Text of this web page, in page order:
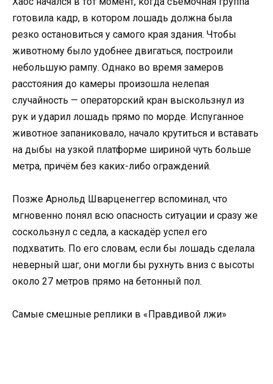
готовила кадр, в котором лошадь должна была
резко остановиться у самого края здания. Чтобы
животному было удобнее двигаться, построили
небольшую рампу. Однако во время замеров
расстояния до камеры произошла нелепая
случайность — операторский кран выскользнул из
рук и ударил лошадь прямо по морде. Испуганное
животное запаниковало, начало крутиться и вставать
на дыбы на узкой платформе шириной чуть больше
метра, причём без каких-либо ограждений.
Позже Арнольд Шварценеггер вспоминал, что
мгновенно понял всю опасность ситуации и сразу же
соскользнул с седла, а каскадёр успел его
подхватить. По его словам, если бы лошадь сделала
неверный шаг, они могли бы рухнуть вниз с высоты
около 27 метров прямо на бетонный пол.
Самые смешные реплики в «Правдивой лжи»